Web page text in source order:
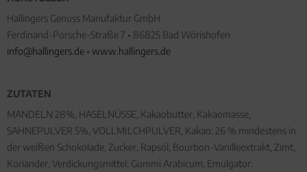
Hallingers Genuss Manufaktur GmbH
Ferdinand-Porsche-Straße 7 • 86825 Bad Wörishofen
info@hallingers.de • www.hallingers.de
ZUTATEN
MANDELN 28%, HASELNÜSSE, Kakaobutter, Kakaomasse,
SAHNEPULVER 5%, VOLLMILCHPULVER, Kakao: 26 % mindestens in
der weißen Schokolade, Zucker, Rapsöl, Bourbon-Vanilleextrakt, Zimt,
Koriander, Verdickungsmittel: Gummi Arabicum, Emulgator: